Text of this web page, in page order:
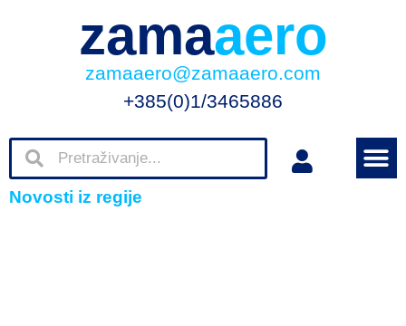
zamaaero
zamaaero@zamaaero.com
+385(0)1/3465886
Novosti iz regije